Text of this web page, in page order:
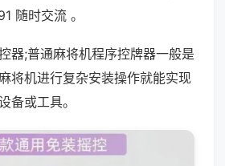
随时交流 。
器;普通麻将机程序控牌器一般是
将机进行复杂安装操作就能实现
备或工具。